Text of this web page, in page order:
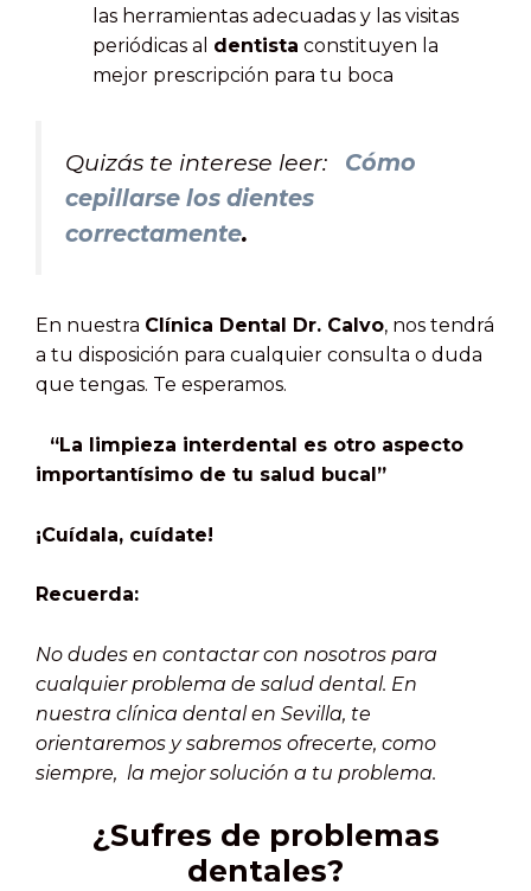
las herramientas adecuadas y las visitas
periódicas al dentista constituyen la
mejor prescripción para tu boca
Quizás te interese leer: Cómo
cepillarse los dientes
correctamente.
En nuestra Clínica Dental Dr. Calvo, nos tendrá
a tu disposición para cualquier consulta o duda
que tengas. Te esperamos.
“La limpieza interdental es otro aspecto
importantísimo de tu salud bucal”
¡Cuídala, cuídate!
Recuerda:
No dudes en contactar con nosotros para
cualquier problema de salud dental. En
nuestra clínica dental en Sevilla, te
orientaremos y sabremos ofrecerte, como
siempre, la mejor solución a tu problema.
¿Sufres de problemas
dentales?